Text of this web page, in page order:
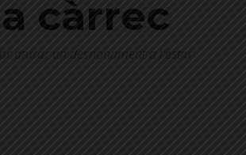
càrrec
aturar un desnonament a l'estiu